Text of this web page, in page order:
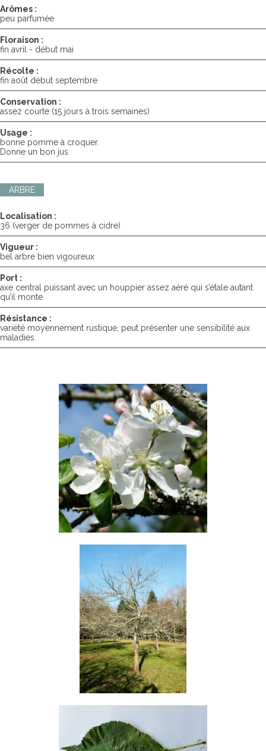
Arômes :
peu parfumée
Floraison :
fin avril - début mai
Récolte :
fin août début septembre
Conservation :
assez courte (15 jours à trois semaines)
Usage :
bonne pomme à croquer.
Donne un bon jus.
ARBRE
Localisation :
36 (verger de pommes à cidre)
Vigueur :
bel arbre bien vigoureux
Port :
axe central puissant avec un houppier assez aéré qui s’étale autant
qu’il monte
Résistance :
variété moyennement rustique, peut présenter une sensibilité aux
maladies.